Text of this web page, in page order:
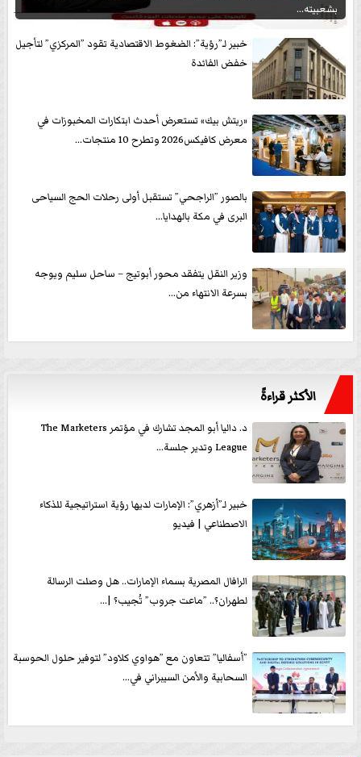
بشعبيته...
خبير لـ”رؤية”: الضغوط الاقتصادية تقود ”المركزي” لتأجيل
خفض الفائدة
«ريتش بيك» تستعرض أحدث ابتكارات المخبوزات في
معرض كافيكس2026 وتطرح 10 منتجات...
بالصور ”الراجحي” تستقبل أولى رحلات الحج السياحى
البرى في مكة بالهدايا...
وزير النقل يتفقد محور أبوتيج – ساحل سليم ويوجه
بسرعة الانتهاء من...
الأكثر قراءةً
د. داليا أبو المجد تشارك في مؤتمر The Marketers
League وتدير جلسة...
خبير لـ”أزهري”: الإمارات لديها رؤية استراتيجية للذكاء
الاصطناعي | فيديو
الرافال المصرية بسماء الإمارات.. هل وصلت الرسالة
لطهران؟.. ”ماعت جروب” تُجيب؟ |...
”أسفاليا” تتعاون مع ”هواوي كلاود” لتوفير حلول الحوسبة
السحابية والأمن السيبراني في...